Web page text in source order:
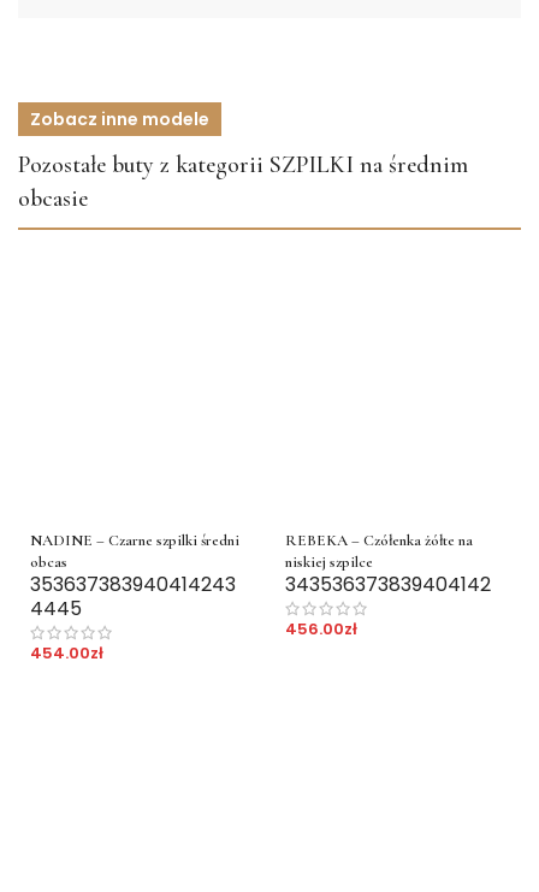
Zobacz inne modele
Pozostałe buty z kategorii SZPILKI na średnim
obcasie
NADINE – Czarne szpilki średni
obcas
353637383940414243
4445
454.00zł
REBEKA – Czółenka żółte na
niskiej szpilce
343536373839404142
456.00zł